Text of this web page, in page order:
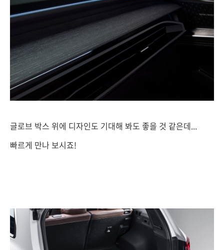
글로브 박스 위에 디자인도 기대해 봐도 좋을 것 같은데...
빠르게 만나 보시죠!